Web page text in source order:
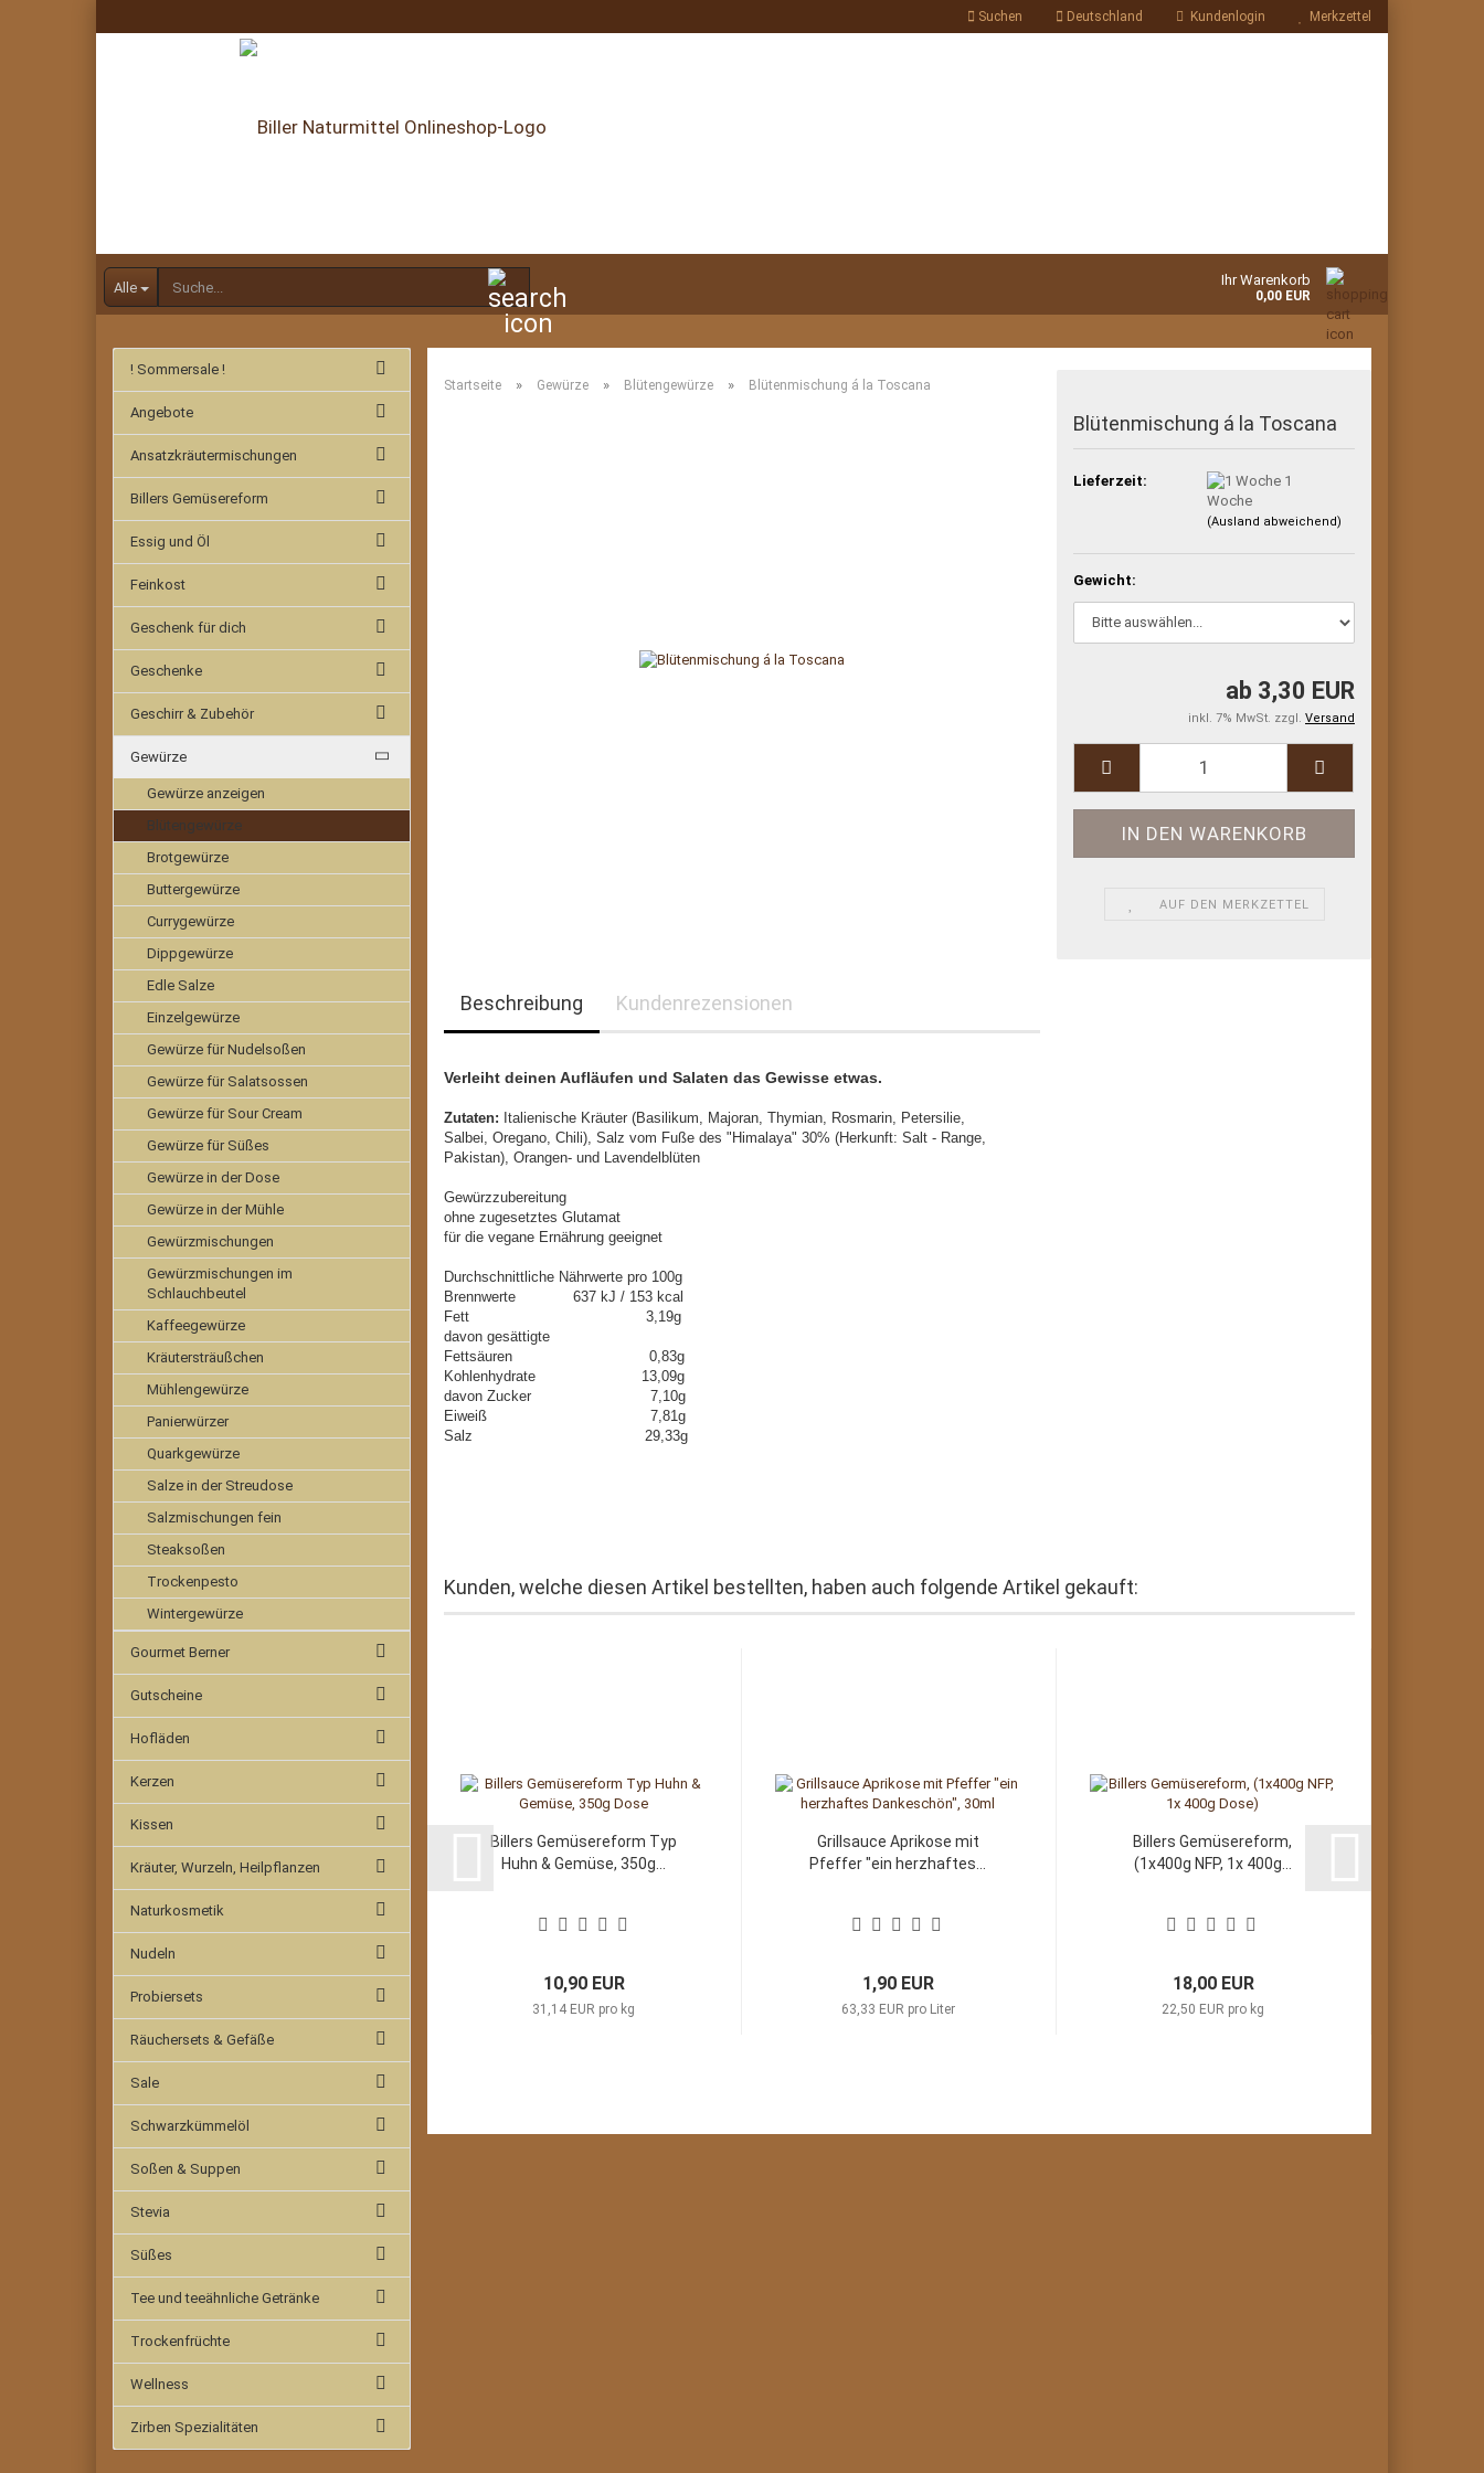
Suchen Deutschland Kundenlogin Merkzettel
Alle Ihr Warenkorb
0,00 EUR
Startseite » Gewürze » Blütengewürze » Blütenmischung á la Toscana
Blütenmischung á la Toscana
Lieferzeit:
1
Woche
(Ausland abweichend)
Gewicht:
ab 3,30 EUR
inkl. 7% MwSt. zzgl. Versand
AUF DEN MERKZETTEL
Beschreibung Kundenrezensionen
Verleiht deinen Aufläufen und Salaten das Gewisse etwas.
Zutaten: Italienische Kräuter (Basilikum, Majoran, Thymian, Rosmarin, Petersilie,
Salbei, Oregano, Chili), Salz vom Fuße des "Himalaya" 30% (Herkunft: Salt - Range,
Pakistan), Orangen- und Lavendelblüten
Gewürzzubereitung
ohne zugesetztes Glutamat
für die vegane Ernährung geeignet
Durchschnittliche Nährwerte pro 100g
Brennwerte 637 kJ / 153 kcal
Fett 3,19g
davon gesättigte
Fettsäuren 0,83g
Kohlenhydrate 13,09g
davon Zucker 7,10g
Eiweiß 7,81g
Salz 29,33g
Kunden, welche diesen Artikel bestellten, haben auch folgende Artikel gekauft:
Billers Gemüsereform Typ
Huhn & Gemüse, 350g...
10,90 EUR
31,14 EUR pro kg
Grillsauce Aprikose mit
Pfeffer "ein herzhaftes...
1,90 EUR
63,33 EUR pro Liter
Billers Gemüsereform,
(1x400g NFP, 1x 400g...
18,00 EUR
22,50 EUR pro kg
! Sommersale !
Angebote
Ansatzkräutermischungen
Billers Gemüsereform
Essig und Öl
Feinkost
Geschenk für dich
Geschenke
Geschirr & Zubehör
Gewürze
Gewürze anzeigen
Blütengewürze
Brotgewürze
Buttergewürze
Currygewürze
Dippgewürze
Edle Salze
Einzelgewürze
Gewürze für Nudelsoßen
Gewürze für Salatsossen
Gewürze für Sour Cream
Gewürze für Süßes
Gewürze in der Dose
Gewürze in der Mühle
Gewürzmischungen
Gewürzmischungen im
Schlauchbeutel
Kaffeegewürze
Kräutersträußchen
Mühlengewürze
Panierwürzer
Quarkgewürze
Salze in der Streudose
Salzmischungen fein
Steaksoßen
Trockenpesto
Wintergewürze
Gourmet Berner
Gutscheine
Hofläden
Kerzen
Kissen
Kräuter, Wurzeln, Heilpflanzen
Naturkosmetik
Nudeln
Probiersets
Räuchersets & Gefäße
Sale
Schwarzkümmelöl
Soßen & Suppen
Stevia
Süßes
Tee und teeähnliche Getränke
Trockenfrüchte
Wellness
Zirben Spezialitäten